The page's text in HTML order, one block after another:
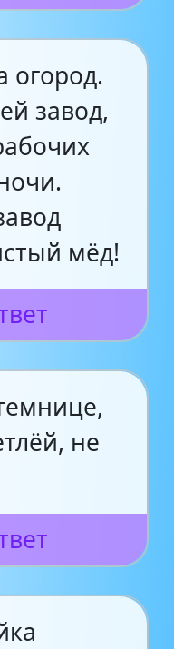
огород.
завод,
мёд!
не